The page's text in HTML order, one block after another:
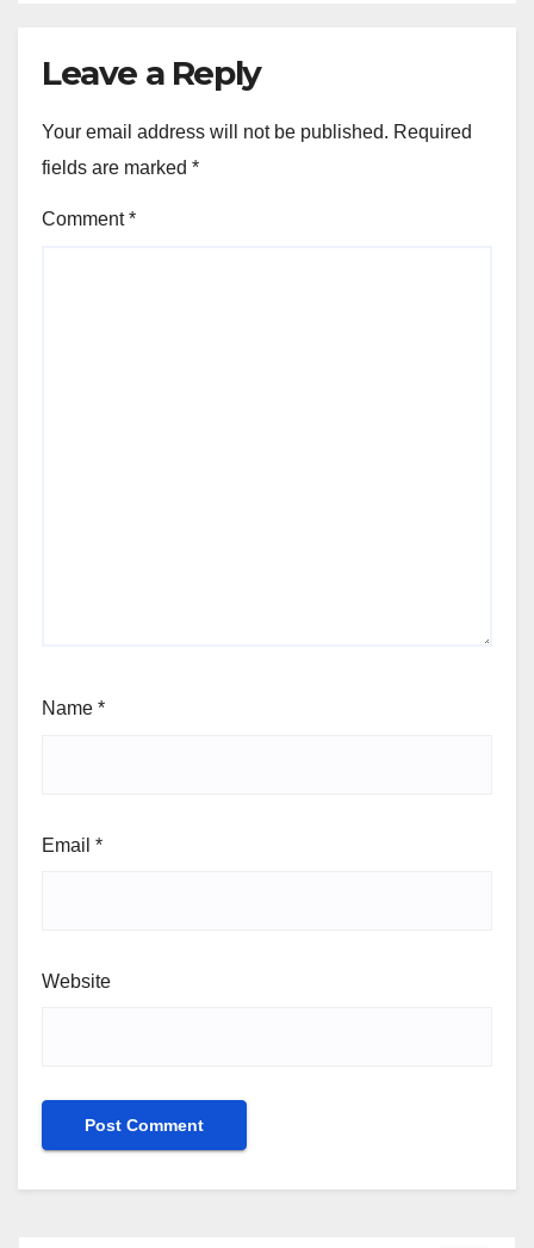
Leave a Reply
Your email address will not be published. Required
fields are marked *
Comment*
Name *
Email *
Website